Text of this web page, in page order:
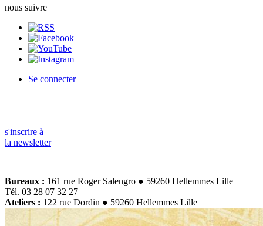
nous suivre
Se connecter
s'inscrire à
la newsletter
Bureaux : 161 rue Roger Salengro ● 59260 Hellemmes Lille
Tél. 03 28 07 32 27
Ateliers : 122 rue Dordin ● 59260 Hellemmes Lille